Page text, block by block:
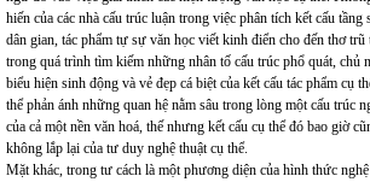
hiến của các nhà cấu trúc luận trong việc phân tích kết cấu
dân gian, tác phẩm tự sự văn học viết kinh điển cho đến thơ
trong quá trình tìm kiếm những nhân tố cấu trúc phổ quát, chủ
biểu hiện sinh động và vẻ đẹp cá biệt của kết cấu tác phẩm cụ
thể phản ánh những quan hệ nằm sâu trong lòng một cấu trúc
của cả một nền văn hoá, thế nhưng kết cấu cụ thể đó bao giờ
không lắp lại của tư duy nghệ thuật cụ thể.
Mặt khác, trong tư cách là một phương diện của hình thức